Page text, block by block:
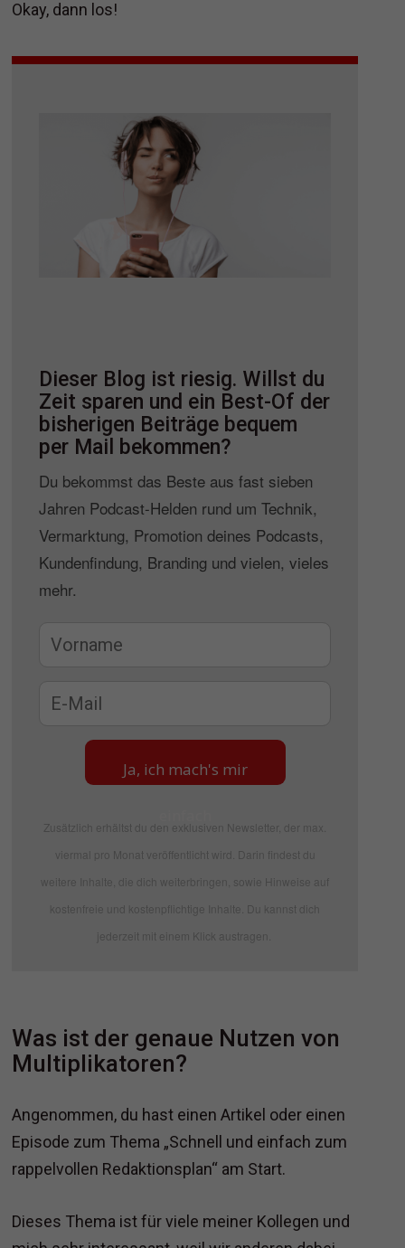
Okay, dann los!
Dieser Blog ist riesig. Willst du
Zeit sparen und ein Best-Of der
bisherigen Beiträge bequem
per Mail bekommen?
Du bekommst das Beste aus fast sieben
Jahren Podcast-Helden rund um Technik,
Vermarktung, Promotion deines Podcasts,
Kundenfindung, Branding und vielen, vieles
mehr.
Ja, ich mach's mir
Zusätzlich erhältst du den exklusiven Newsletter, der max.
viermal pro Monat veröffentlicht wird. Darin findest du
weitere Inhalte, die dich weiterbringen, sowie Hinweise auf
kostenfreie und kostenpflichtige Inhalte. Du kannst dich
jederzeit mit einem Klick austragen.
Was ist der genaue Nutzen von
Multiplikatoren?
Angenommen, du hast einen Artikel oder einen
Episode zum Thema „Schnell und einfach zum
rappelvollen Redaktionsplan“ am Start.
Dieses Thema ist für viele meiner Kollegen und